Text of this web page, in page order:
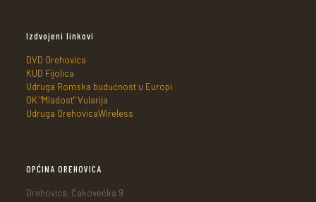
Izdvojeni linkovi
DVD Orehovica
KUD Fijolica
Udruga Romska budućnost u Europi
OK "Mladost" Vularija
Udruga OrehovicaWireless
OPĆINA OREHOVICA
Orehovica, Čakovečka 9